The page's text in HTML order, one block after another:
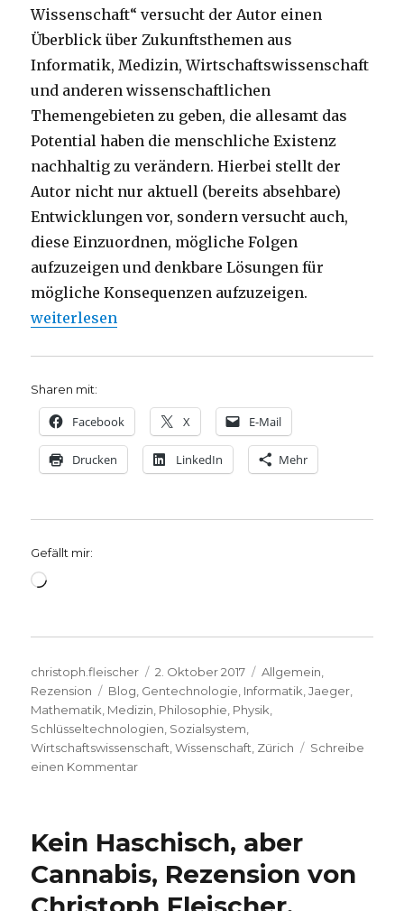
Wissenschaft“ versucht der Autor einen
Überblick über Zukunftsthemen aus
Informatik, Medizin, Wirtschaftswissenschaft
und anderen wissenschaftlichen
Themengebieten zu geben, die allesamt das
Potential haben die menschliche Existenz
nachhaltig zu verändern. Hierbei stellt der
Autor nicht nur aktuell (bereits absehbare)
Entwicklungen vor, sondern versucht auch,
diese Einzuordnen, mögliche Folgen
aufzuzeigen und denkbare Lösungen für
mögliche Konsequenzen aufzuzeigen.
„Ethik der Wissenschaft, Rezension, Christoph
weiterlesen
Sharen mit:
Facebook X E-Mail
Drucken LinkedIn Mehr
Gefällt mir:
Wird
Autor
christoph.fleischer
Veröffentlicht
am
2. Oktober 2017 Kategorien
Allgemein
Rezension
Schlagwörter
Blog Gentechnologie Informatik ,Jaeger
Mathematik Medizin Philosophie Physik
Schlüsseltechnologien Sozialsystem
Wirtschaftswissenschaft ,Wissenschaft Zürich
Schreibe
einen Kommentarzu
Rezension,
und
Niklas
Kein Haschisch, aber
Cannabis, Rezension von